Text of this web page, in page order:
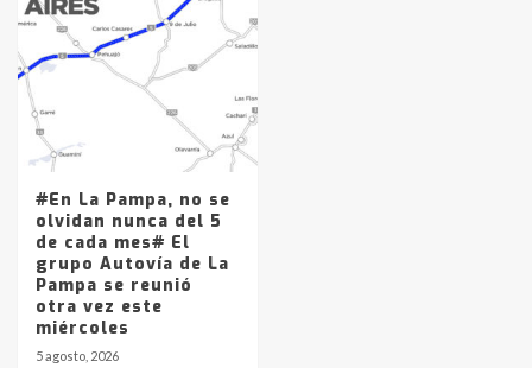
#En La Pampa, no se
olvidan nunca del 5
de cada mes# El
grupo Autovía de La
Pampa se reunió
otra vez este
miércoles
5 agosto, 2026